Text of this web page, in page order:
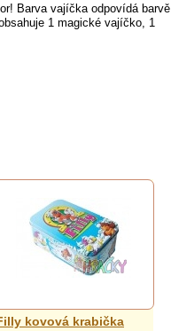
Barva vajíčka odpovídá barvě
1 magické vajíčko, 1
kovová krabička